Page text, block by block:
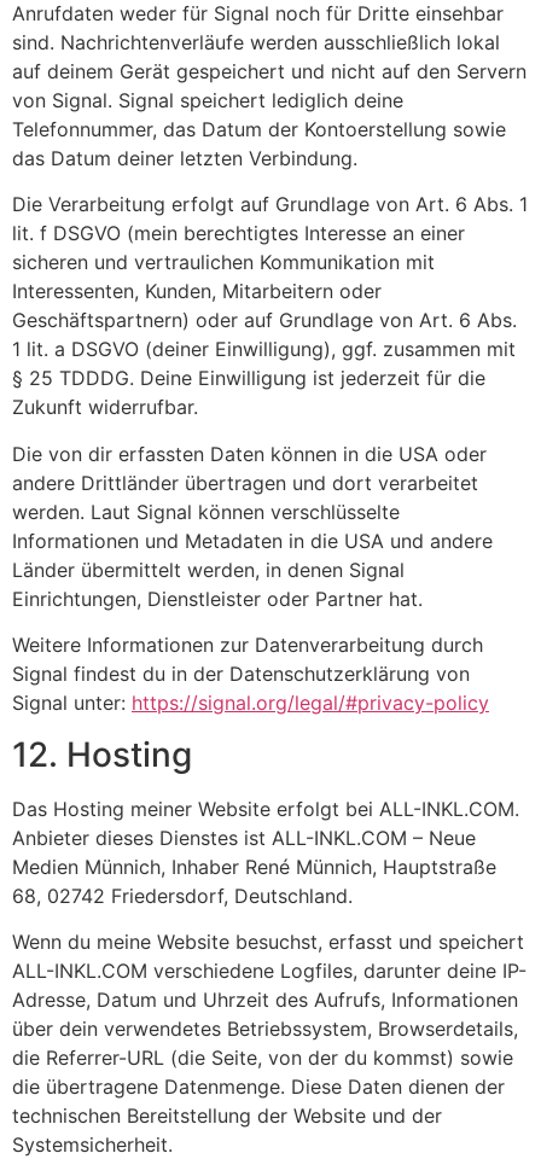
Anrufdaten weder für Signal noch für Dritte einsehbar
sind. Nachrichtenverläufe werden ausschließlich lokal
auf deinem Gerät gespeichert und nicht auf den Servern
von Signal. Signal speichert lediglich deine
Telefonnummer, das Datum der Kontoerstellung sowie
das Datum deiner letzten Verbindung.
Die Verarbeitung erfolgt auf Grundlage von Art. 6 Abs. 1
lit. f DSGVO (mein berechtigtes Interesse an einer
sicheren und vertraulichen Kommunikation mit
Interessenten, Kunden, Mitarbeitern oder
Geschäftspartnern) oder auf Grundlage von Art. 6 Abs.
1 lit. a DSGVO (deiner Einwilligung), ggf. zusammen mit
§ 25 TDDDG. Deine Einwilligung ist jederzeit für die
Zukunft widerrufbar.
Die von dir erfassten Daten können in die USA oder
andere Drittländer übertragen und dort verarbeitet
werden. Laut Signal können verschlüsselte
Informationen und Metadaten in die USA und andere
Länder übermittelt werden, in denen Signal
Einrichtungen, Dienstleister oder Partner hat.
Weitere Informationen zur Datenverarbeitung durch
Signal findest du in der Datenschutzerklärung von
Signal unter: https://signal.org/legal/#privacy-policy
12. Hosting
Das Hosting meiner Website erfolgt bei ALL-INKL.COM.
Anbieter dieses Dienstes ist ALL-INKL.COM – Neue
Medien Münnich, Inhaber René Münnich, Hauptstraße
68, 02742 Friedersdorf, Deutschland.
Wenn du meine Website besuchst, erfasst und speichert
ALL-INKL.COM verschiedene Logfiles, darunter deine IP-
Adresse, Datum und Uhrzeit des Aufrufs, Informationen
über dein verwendetes Betriebssystem, Browserdetails,
die Referrer-URL (die Seite, von der du kommst) sowie
die übertragene Datenmenge. Diese Daten dienen der
technischen Bereitstellung der Website und der
Systemsicherheit.